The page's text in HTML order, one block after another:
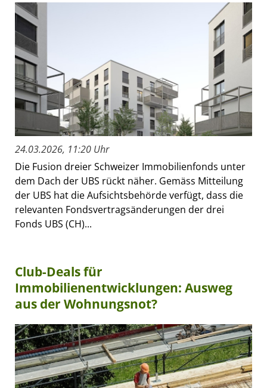
24.03.2026, 11:20 Uhr
Die Fusion dreier Schweizer Immobilienfonds unter
dem Dach der UBS rückt näher. Gemäss Mitteilung
der UBS hat die Aufsichtsbehörde verfügt, dass die
relevanten Fondsvertragsänderungen der drei
Fonds UBS (CH)...
Club-Deals für
Immobilienentwicklungen: Ausweg
aus der Wohnungsnot?